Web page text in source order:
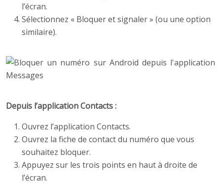
l’écran.
Sélectionnez « Bloquer et signaler » (ou une option
similaire).
Depuis l’application Contacts :
Ouvrez l’application Contacts.
Ouvrez la fiche de contact du numéro que vous
souhaitez bloquer.
Appuyez sur les trois points en haut à droite de
l’écran.